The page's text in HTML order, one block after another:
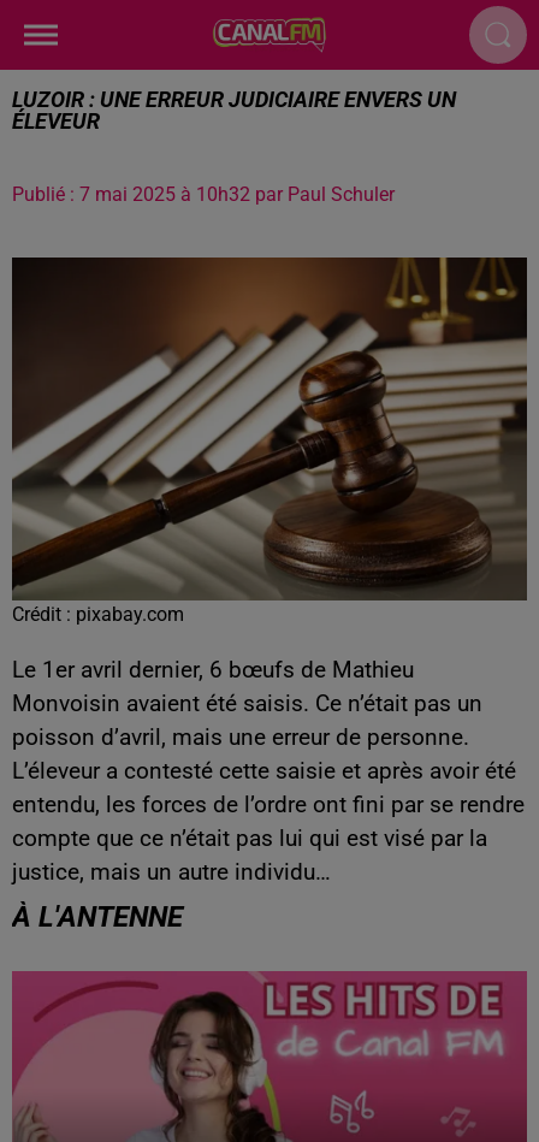
LUZOIR : UNE ERREUR JUDICIAIRE ENVERS UN
ÉLEVEUR
Publié : 7 mai 2025 à 10h32 par Paul Schuler
Crédit : pixabay.com
Le 1er avril dernier, 6 bœufs de Mathieu
Monvoisin avaient été saisis. Ce n’était pas un
poisson d’avril, mais une erreur de personne.
L’éleveur a contesté cette saisie et après avoir été
entendu, les forces de l’ordre ont fini par se rendre
compte que ce n’était pas lui qui est visé par la
justice, mais un autre individu…
À L'ANTENNE